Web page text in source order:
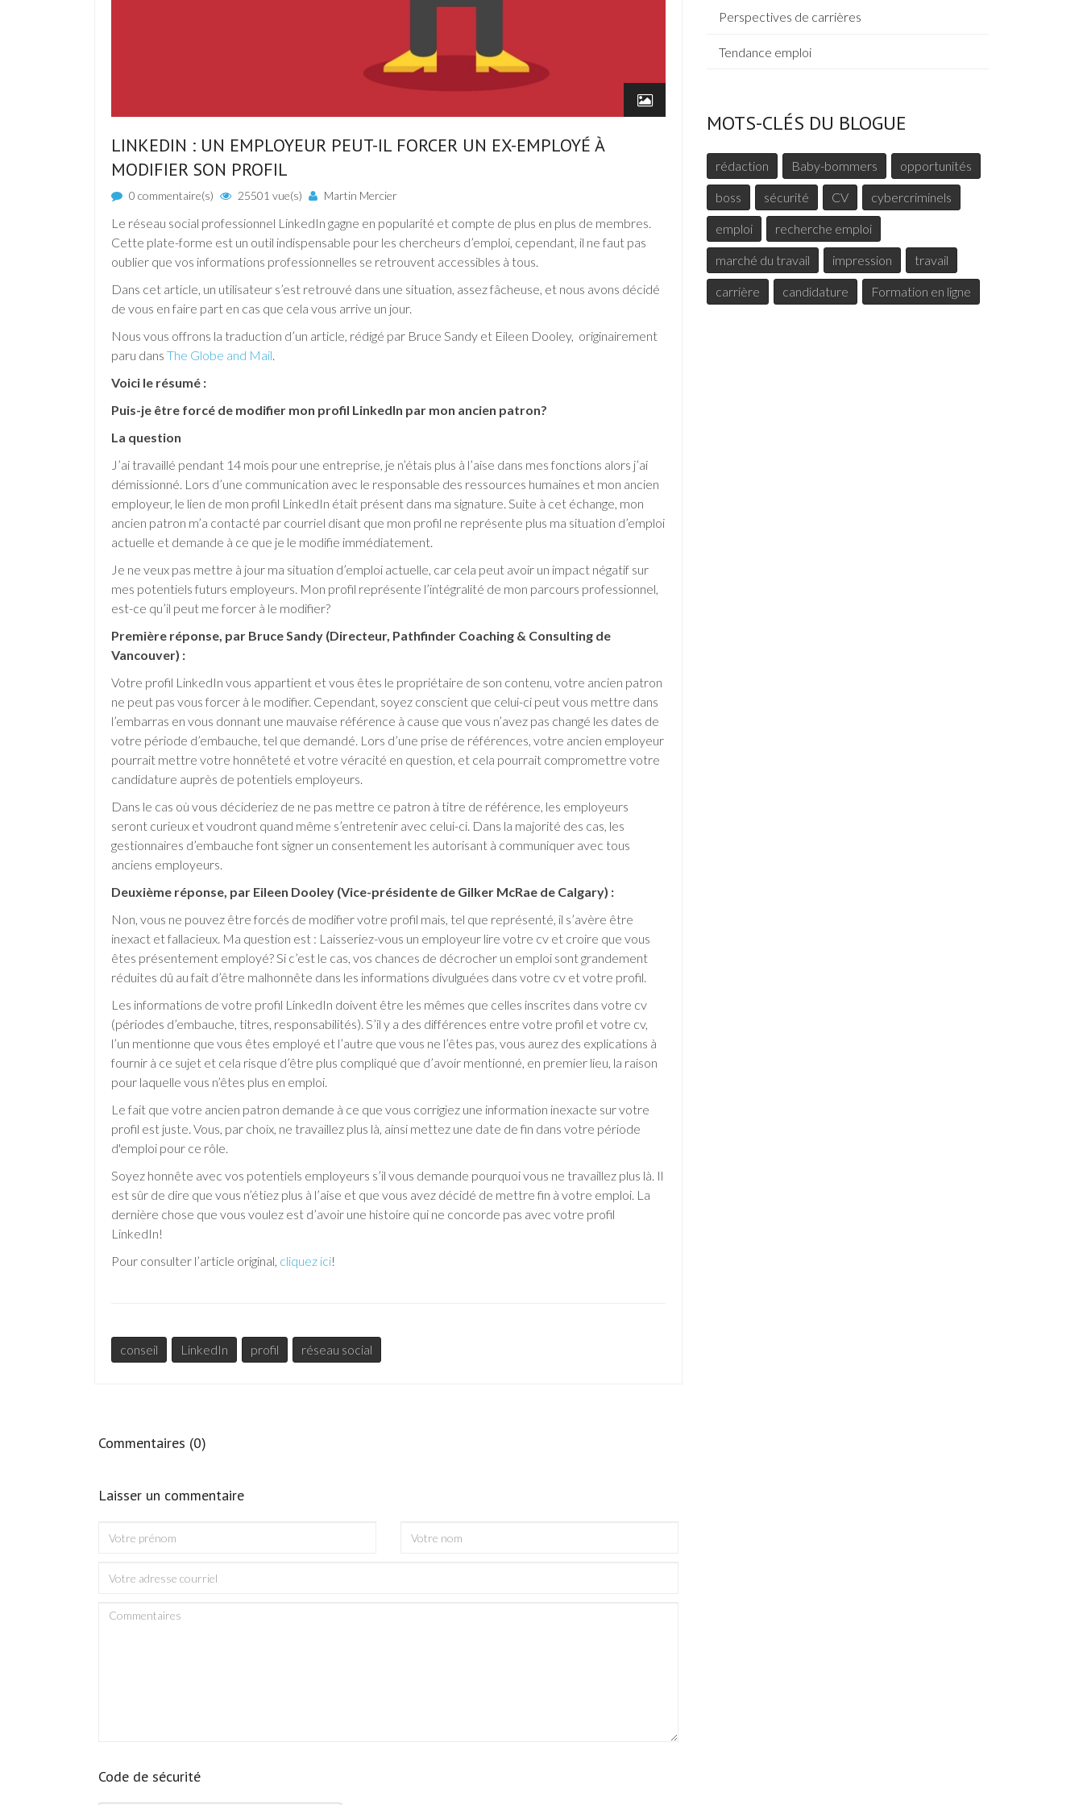
LINKEDIN : UN EMPLOYEUR PEUT-IL FORCER UN EX-EMPLOYÉ À
MODIFIER SON PROFIL
0 commentaire(s) 25501 vue(s) Martin Mercier
Le réseau social professionnel LinkedIn gagne en popularité et compte de plus en plus de membres.
Cette plate-forme est un outil indispensable pour les chercheurs d’emploi, cependant, il ne faut pas
oublier que vos informations professionnelles se retrouvent accessibles à tous.
Dans cet article, un utilisateur s’est retrouvé dans une situation, assez fâcheuse, et nous avons décidé
de vous en faire part en cas que cela vous arrive un jour.
Nous vous offrons la traduction d’un article, rédigé par Bruce Sandy et Eileen Dooley, originairement
paru dans The Globe and Mail.
Voici le résumé :
Puis-je être forcé de modifier mon profil LinkedIn par mon ancien patron?
La question
J’ai travaillé pendant 14 mois pour une entreprise, je n’étais plus à l’aise dans mes fonctions alors j’ai
démissionné. Lors d’une communication avec le responsable des ressources humaines et mon ancien
employeur, le lien de mon profil LinkedIn était présent dans ma signature. Suite à cet échange, mon
ancien patron m’a contacté par courriel disant que mon profil ne représente plus ma situation d’emploi
actuelle et demande à ce que je le modifie immédiatement.
Je ne veux pas mettre à jour ma situation d’emploi actuelle, car cela peut avoir un impact négatif sur
mes potentiels futurs employeurs. Mon profil représente l’intégralité de mon parcours professionnel,
est-ce qu’il peut me forcer à le modifier?
Première réponse, par Bruce Sandy (Directeur, Pathfinder Coaching & Consulting de
Vancouver) :
Votre profil LinkedIn vous appartient et vous êtes le propriétaire de son contenu, votre ancien patron
ne peut pas vous forcer à le modifier. Cependant, soyez conscient que celui-ci peut vous mettre dans
l’embarras en vous donnant une mauvaise référence à cause que vous n’avez pas changé les dates de
votre période d’embauche, tel que demandé. Lors d’une prise de références, votre ancien employeur
pourrait mettre votre honnêteté et votre véracité en question, et cela pourrait compromettre votre
candidature auprès de potentiels employeurs.
Dans le cas où vous décideriez de ne pas mettre ce patron à titre de référence, les employeurs
seront curieux et voudront quand même s’entretenir avec celui-ci. Dans la majorité des cas, les
gestionnaires d’embauche font signer un consentement les autorisant à communiquer avec tous
anciens employeurs.
Deuxième réponse, par Eileen Dooley (Vice-présidente de Gilker McRae de Calgary) :
Non, vous ne pouvez être forcés de modifier votre profil mais, tel que représenté, il s’avère être
inexact et fallacieux. Ma question est : Laisseriez-vous un employeur lire votre cv et croire que vous
êtes présentement employé? Si c’est le cas, vos chances de décrocher un emploi sont grandement
réduites dû au fait d’être malhonnête dans les informations divulguées dans votre cv et votre profil.
Les informations de votre profil LinkedIn doivent être les mêmes que celles inscrites dans votre cv
(périodes d’embauche, titres, responsabilités). S’il y a des différences entre votre profil et votre cv,
l’un mentionne que vous êtes employé et l’autre que vous ne l’êtes pas, vous aurez des explications à
fournir à ce sujet et cela risque d’être plus compliqué que d’avoir mentionné, en premier lieu, la raison
pour laquelle vous n’êtes plus en emploi.
Le fait que votre ancien patron demande à ce que vous corrigiez une information inexacte sur votre
profil est juste. Vous, par choix, ne travaillez plus là, ainsi mettez une date de fin dans votre période
d'emploi pour ce rôle.
Soyez honnête avec vos potentiels employeurs s’il vous demande pourquoi vous ne travaillez plus là. Il
est sûr de dire que vous n’étiez plus à l’aise et que vous avez décidé de mettre fin à votre emploi. La
dernière chose que vous voulez est d’avoir une histoire qui ne concorde pas avec votre profil
LinkedIn!
Pour consulter l’article original, cliquez ici!
conseil LinkedIn profil réseau social
Commentaires (0)
Laisser un commentaire
Code de sécurité
Perspectives de carrières
Tendance emploi
MOTS-CLÉS DU BLOGUE
rédaction Baby-bommers opportunités
boss sécurité CV cybercriminels
emploi recherche emploi
marché du travail impression travail
carrière candidature Formation en ligne